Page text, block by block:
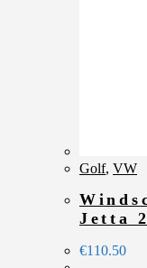
Golf, VW
Jetta 2
€110.50